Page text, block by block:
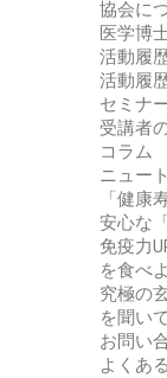
協会に
医学博
活動履
活動履
セミナ
受講者
コラム
ニュー
「健康
安心な
免疫力
を食べ
究極の
を聞い
お問い
よくあ